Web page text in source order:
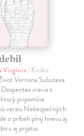
Virginie | Kniha
Vernona Subutexa
vracia s
pripomína
verziu Nebezpečných
o príbeh plný hnevu aj
aj prijatia.